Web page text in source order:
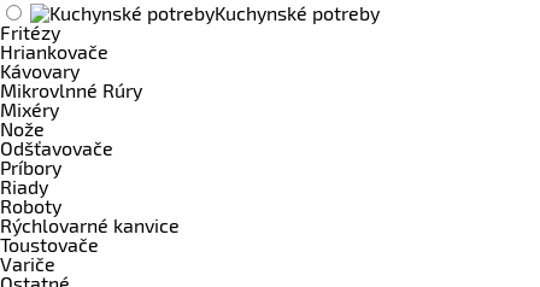
Kuchynské potreby
Fritézy
Hriankovače
Kávovary
Mikrovlnné Rúry
Mixéry
Nože
Odšťavovače
Príbory
Riady
Roboty
Rýchlovarné kanvice
Toustovače
Variče